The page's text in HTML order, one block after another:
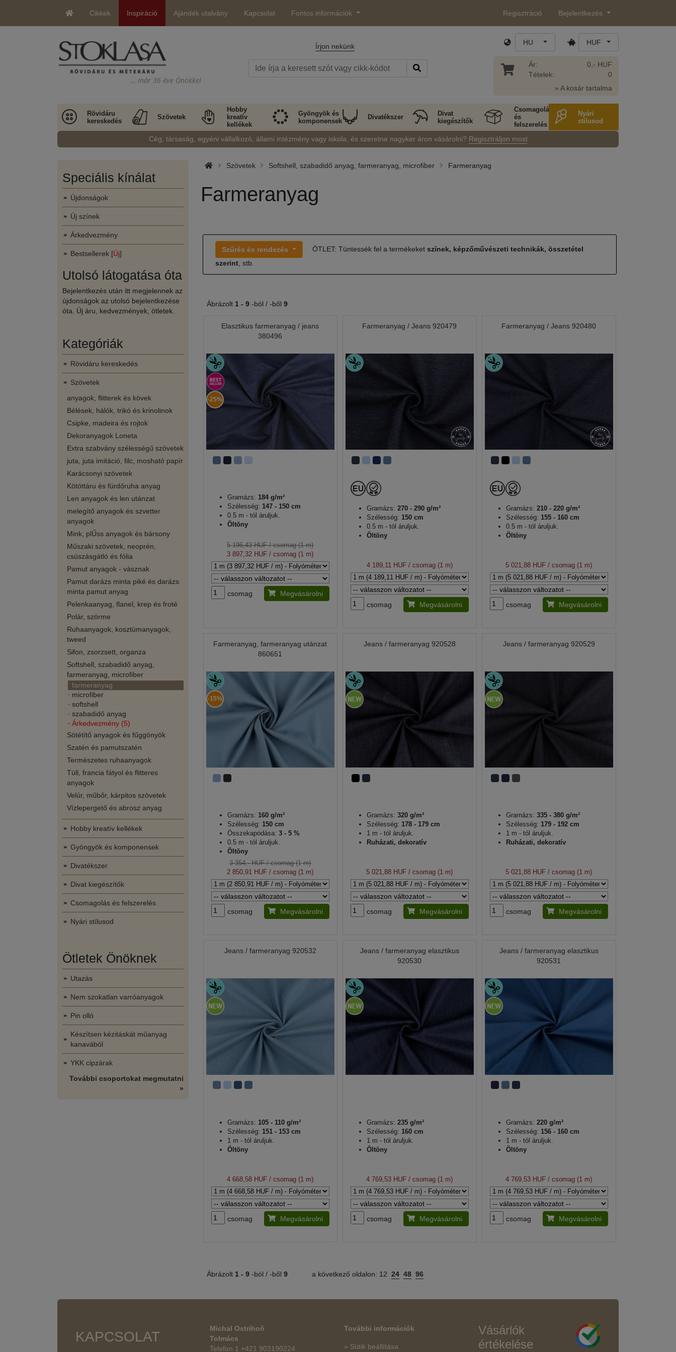
Cikkek Inspiráció Ajándék utalvány Kapcsolat Fontos információk Regisztráció Bejelentkezés
… már 36 éve Önökkel
Írjon nekünk HU HUF
Ár:
Tételek:
0,- HUF
0
» A kosár tartalma
Rövidáru
kereskedés
Szövetek
Hobby
kreatív
kellékek
Gyöngyök és
komponensek
Divatékszer
Divat
kiegészítők
Csomagolás
és
felszerelés
Nyári
stílusod
Cég, társaság, egyéni vállalkozó, állami intézmény vagy iskola, és szeretne nagyker áron vásárolni? Regisztráljon most
Speciális kínálat
Újdonságok
Új színek
Árkedvezmény
Bestsellerek [Új]
Utolsó látogatása óta
Bejelentkezés után itt megjelennek az
újdonságok az utolsó bejelentkezése
óta. Új áru, kedvezmények, ötletek.
Kategóriák
Rövidáru kereskedés
Szövetek
anyagok, flitterek és kövek
Bélések, hálók, trikó és krinolinok
Csipke, madeira és rojtok
Dekoranyagok Loneta
Extra szabvány szélességű szövetek
juta, juta imitáció, filc, mosható papír
Karácsonyi szövetek
Kötöttáru és fürdőruha anyag
Len anyagok és len utánzat
melegítő anyagok és szvetter
anyagok
Mink, plŰss anyagok és bársony
Műszaki szövetek, neoprén,
csúszásgátló és fólia
Pamut anyagok - vásznak
Pamut darázs minta piké és darázs
minta pamut anyag
Pelenkaanyag, flanel, krep és froté
Polár, szörme
Ruhaanyagok, kosztümanyagok,
tweed
Sifon, zsorzsett, organza
Softshell, szabadidő anyag,
farmeranyag, microfiber
farmeranyag
microfiber
softshell
szabadidő anyag
Árkedvezmény (5)
Sötétítő anyagok és fűggönyök
Szatén és pamutszatén
Természetes ruhaanyagok
Tüll, francia fátyol és flitteres
anyagok
Velúr, műbőr, kárpitos szövetek
Vízlepergető és abrosz anyag
Hobby kreatív kellékek
Gyöngyök és komponensek
Divatékszer
Divat kiegészítők
Csomagolás és felszerelés
Nyári stílusod
Ötletek Önöknek
Utazás
Nem szokatlan varróanyagok
Pin olló
Készítsen kézitáskát műanyag
kanavából
YKK cipzárak
További csoportokat megmutatni
»
Szövetek Softshell, szabadidő anyag, farmeranyag, microfiber Farmeranyag
Farmeranyag
Szűrés és rendezés ÖTLET: Tüntessék fel a termékeket színek, képzőművészeti technikák, összetétel
szerint , stb.
Ábrázolt 1 - 9 -ból / -ből 9
Elasztikus farmeranyag / jeans
380496
-25%
Gramázs: 184 g/m²
Szélesség: 147 - 150 cm
0.5 m - tól áruljuk.
Öltöny
5 196,43 HUF/ csomag (1 m)
3 897,32 HUF / csomag (1 m)
csomag Megvásárolni
Farmeranyag / Jeans 920479
Gramázs: 270 - 290 g/m²
Szélesség: 150 cm
0.5 m - tól áruljuk.
Öltöny
4 189,11 HUF/ csomag (1 m)
csomag Megvásárolni
Farmeranyag / Jeans 920480
Gramázs: 210 - 220 g/m²
Szélesség: 155 - 160 cm
0.5 m - tól áruljuk.
Öltöny
5 021,88 HUF / csomag (1 m)
csomag Megvásárolni
Farmeranyag, farmeranyag utánzat
860651
-15%
Gramázs: 160 g/m²
Szélesség: 150 cm
Összekapódása: 3 - 5 %
0.5 m - tól áruljuk.
Öltöny
3 354,- HUF/ csomag (1 m)
2 850,91 HUF / csomag (1 m)
csomag Megvásárolni
Jeans / farmeranyag 920528
Gramázs: 320 g/m²
Szélesség: 178 - 179 cm
1 m - tól áruljuk.
Ruházati, dekoratív
5 021,88 HUF / csomag (1 m)
csomag Megvásárolni
Jeans / farmeranyag 920529
Gramázs: 335 - 380 g/m²
Szélesség: 179 - 192 cm
1 m - tól áruljuk.
Ruházati, dekoratív
5 021,88 HUF / csomag (1 m)
csomag Megvásárolni
Jeans / farmeranyag 920532
Gramázs: 105 - 110 g/m²
Szélesség: 151 - 153 cm
1 m - tól áruljuk.
Öltöny
4 668,58 HUF / csomag (1 m)
csomag Megvásárolni
Jeans / farmeranyag elasztikus
920530
Gramázs: 235 g/m²
Szélesség: 160 cm
1 m - tól áruljuk.
Öltöny
4 769,53 HUF / csomag (1 m)
csomag Megvásárolni
Jeans / farmeranyag elasztikus
920531
Gramázs: 220 g/m²
Szélesség: 156 - 160 cm
1 m - tól áruljuk.
Öltöny
4 769,53 HUF / csomag (1 m)
csomag Megvásárolni
Ábrázolt 1 - 9 -ból / -ből 9 a következő oldalon: 12 24 48 96
KAPCSOLAT
Michal Ostrihoň
Tolmács
Telefon 1 +421 903190224
További információk
» Sütik beállítása
Vásárlók
értékelése